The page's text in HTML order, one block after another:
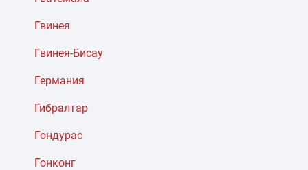
Гвинея
Гвинея-Бисау
Германия
Гибралтар
Гондурас
Гонконг